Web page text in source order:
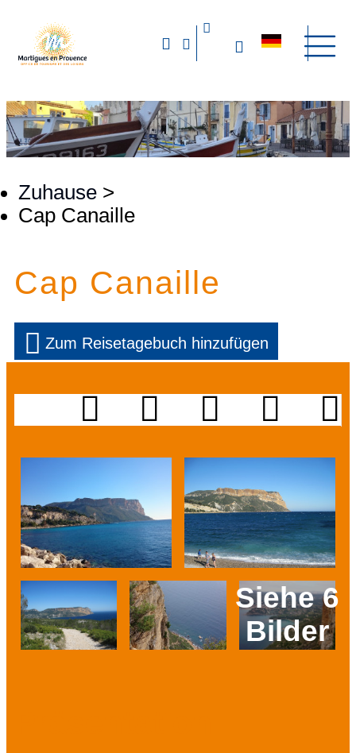
Zuhause >
Cap Canaille
Cap Canaille
Zum Reisetagebuch hinzufügen
Siehe 6
Bilder